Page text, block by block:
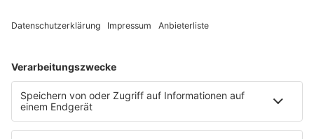
80s80s MAXIS
80s80s PARTY
80s80s POP STORIES
80s80s PRINCE
80s80s QUEEN
80s80s REGGAE